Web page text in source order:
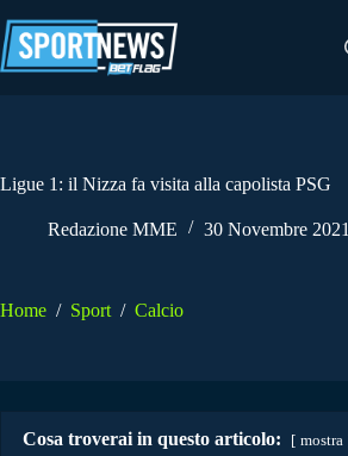
al
contenuto
Ligue 1: il Nizza fa visita alla capolista PSG
Redazione MME 30 Novembre 2021
Home / Sport / Calcio
Cosa troverai in questo articolo: mostra